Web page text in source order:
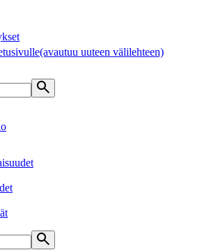
(avautuu uuteen välilehteen)